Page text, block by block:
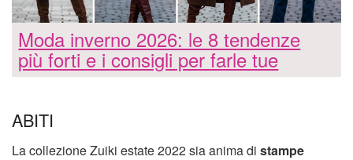
Moda inverno 2026: le 8 tendenze
più forti e i consigli per farle tue
ABITI
La collezione Zuiki estate 2022 sia anima di stampe